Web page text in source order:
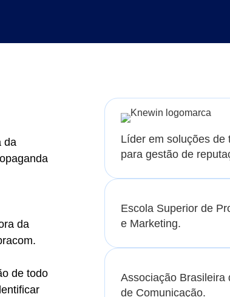
da
da
de todo
Líder em soluções de
para gestão de
Escola Superior de
e Marketing.
Associação Brasileira
de Comunicação.